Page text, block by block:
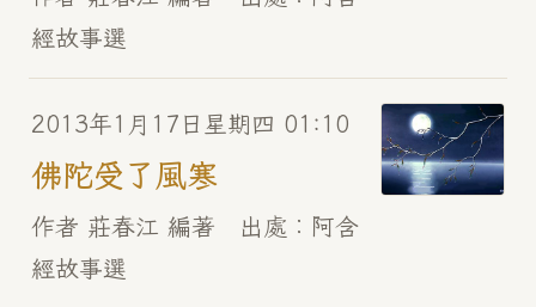
經故事選
2013年1月17日星期四 01:10
佛陀受了風寒
作者 莊春江 編著 出處︰阿含
經故事選